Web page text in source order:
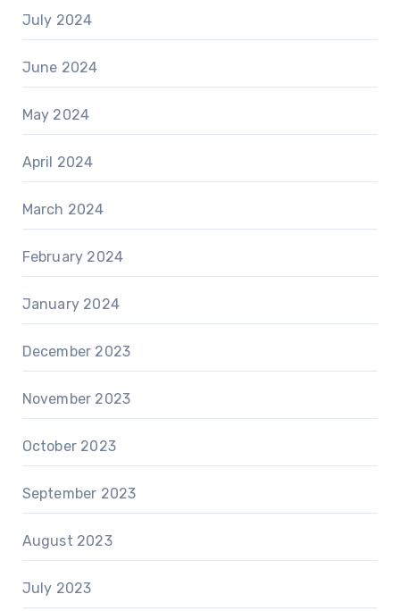
July 2024
June 2024
May 2024
April 2024
March 2024
February 2024
January 2024
December 2023
November 2023
October 2023
September 2023
August 2023
July 2023